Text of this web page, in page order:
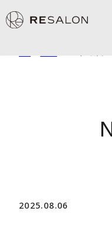
2025.08.06